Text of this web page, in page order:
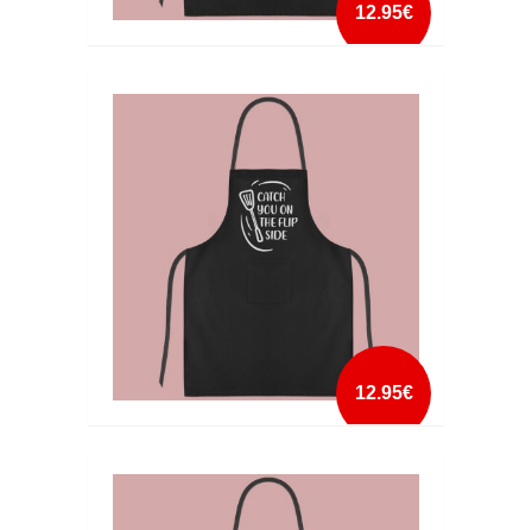
12.95€
mais info
add à lista
12.95€